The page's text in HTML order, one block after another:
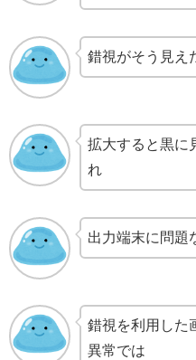
錯視がそう見え
拡大すると黒に
れ
出力端末に問題
錯視を利用した
異常では